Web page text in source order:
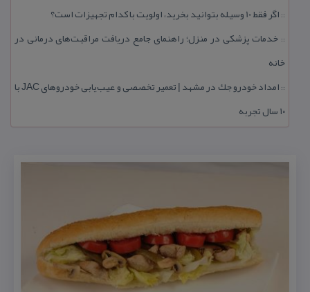
:: اگر فقط 10 وسیله بتوانید بخرید، اولویت با كدام تجهیزات است؟
:: خدمات پزشكی در منزل؛ راهنمای جامع دریافت مراقبت‌های درمانی در
خانه
::
امداد خودرو جك در مشهد | تعمیر تخصصی و عیب‌یابی خودروهای JAC با
۱۰ سال تجربه